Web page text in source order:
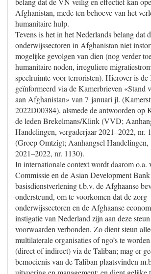
Afghanistan, mede ten behoeve van het
humanitaire hulp.
Tevens is het in het Nederlands belang dat
onderwijssectoren in Afghanistan niet
mogelijke gevolgen van dien (nog verder
humanitaire noden, irreguliere
speelruimte voor terroristen). Hierover is
geïnformeerd via de Kamerbrieven «Stand
aan Afghanistan» van 7 januari jl.
2022D00384), alsmede de antwoorden op
de leden Brekelmans/Klink (VVD;
Handelingen, vergaderjaar 2021–2022, nr.
(Groep Omtzigt; Aanhangsel Handelingen,
2021–2022, nr. 1130).
In internationale context wordt daarom o.a.
Commissie en de Asian Development
basisdienstverlening t.b.v. de Afghaanse
ondersteund, om te voorkomen dat de zorg-
onderwijssectoren en de Afghaanse
instigatie van Nederland zijn aan deze
voorwaarden verbonden. Zo dient steun
multilaterale organisaties of ngo’s te
(direct of indirect) via de Taliban; mag er
bemoeienis van de Taliban plaatsvinden